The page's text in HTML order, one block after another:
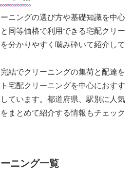
ニングの選び方や基礎知識を中心
同等価格で利用できる宅配クリー
分かりやすく噛み砕いて紹介して
結でクリーニングの集荷と配達を
宅配クリーニングを中心におすす
ています。都道府県、駅別に人気
まとめて紹介する情報もチェック
ニング一覧